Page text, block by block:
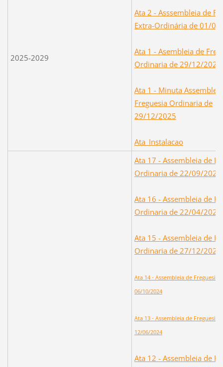
2025-2029
Ata 2 - Asssembleia de
Extra-Ordinária de 01/
Ata 1 - Asembleia de
Ordinaria de 29/12/2025
Ata 1 - Minuta
Freguesia Ordinaria de
29/12/2025
Ata_Instalacao
Ata 17 - Assembleia de
Ordinaria de 22/09/2025
Ata 16 - Assembleia de
Ordinaria de 22/04/2025
Ata 15 - Assembleia de
Ordinaria de 27/12/2024
Ata 14 - Assembleia de Freguesia
06/10/2024
Ata 13 - Assembleia de Freguesia
12/06/2024
Ata 12 - Assembleia de